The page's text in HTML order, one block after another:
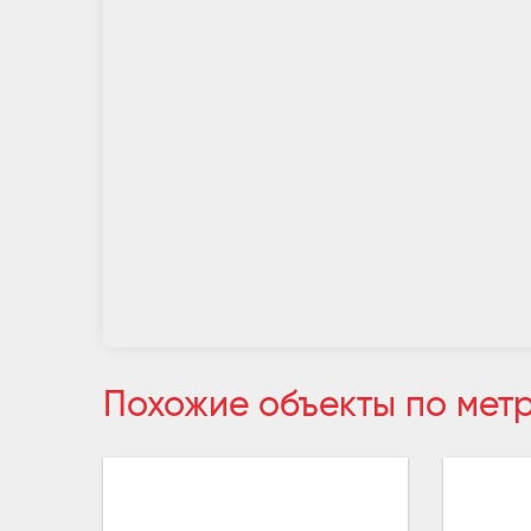
Похожие объекты по